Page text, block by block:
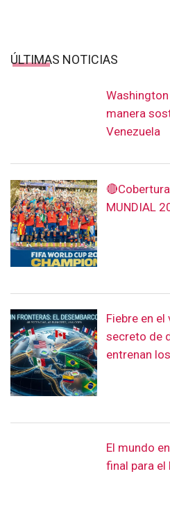
ÚLTIMAS NOTICIAS
manera
Venezuela
MUNDIAL
Fiebre en el
secreto de
entrenan
El mundo
final para el